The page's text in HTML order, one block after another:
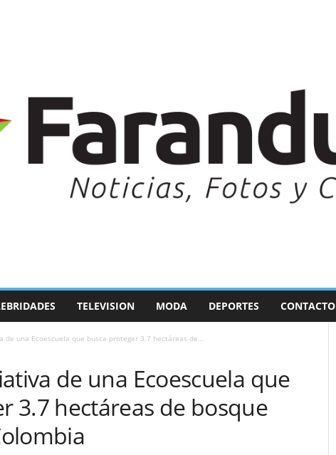
TELEVISION MODA DEPORTES CONTACTO
de una Ecoescuela que busca proteger 3.7 hectáreas de...
de una Ecoescuela que
3.7 hectáreas de bosque